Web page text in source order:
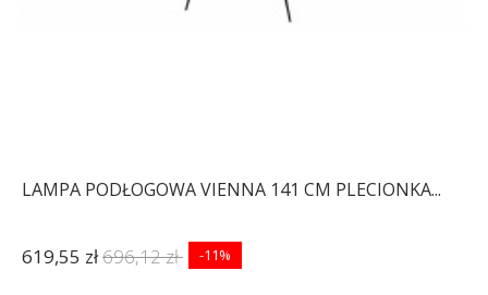
LAMPA PODŁOGOWA VIENNA 141 CM PLECIONKA...
619,55 zł696,12 zł -11%